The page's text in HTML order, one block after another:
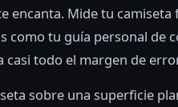
encanta. Mide tu
como tu guía personal de
casi todo el margen de
sobre una superficie